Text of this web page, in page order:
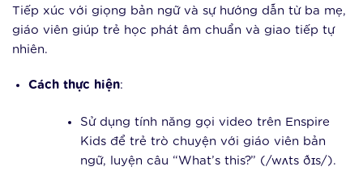
Tiếp xúc với giọng bản ngữ và sự hướng dẫn từ ba mẹ,
giáo viên giúp trẻ học phát âm chuẩn và giao tiếp tự
nhiên.
Cách thực hiện:
Sử dụng tính năng gọi video trên Enspire
Kids để trẻ trò chuyện với giáo viên bản
ngữ, luyện câu “What’s this?” (/wʌts ðɪs/).